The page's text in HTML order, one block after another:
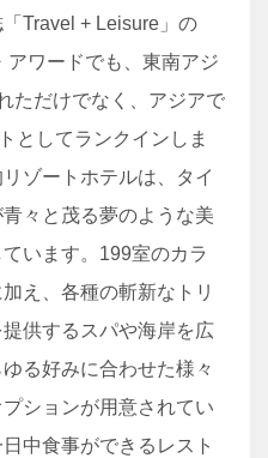
Travel + Leisure」の
ワードでも、東南アジ
ただけでなく、アジアで
としてランクインしま
ゾートホテルは、タイ
々と茂る夢のような美
います。199室のカラ
え、各種の斬新なトリ
供するスパや海岸を広
る好みに合わせた様々
ションが用意されてい
中食事ができるレスト